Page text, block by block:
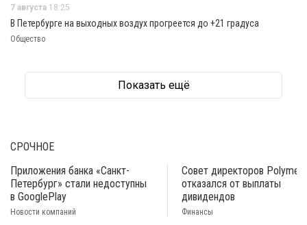
7 августа 18:25
В Петербурге на выходных воздух прогреется до +21 градуса
Общество
Показать ещё
СРОЧНОЕ
Приложения банка «Санкт-
Петербург» стали недоступны
в GooglePlay
Новости компаний
Совет директоров
отказался от выплаты
дивидендов
Финансы